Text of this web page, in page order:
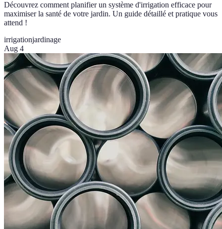
Découvrez comment planifier un système d'irrigation efficace pour
maximiser la santé de votre jardin. Un guide détaillé et pratique vous
attend !
irrigationjardinage
Aug 4